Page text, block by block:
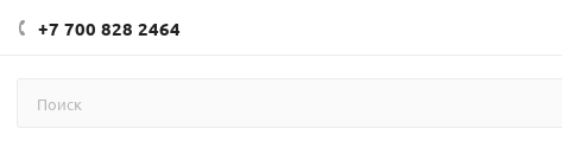
+7 700 828 2464